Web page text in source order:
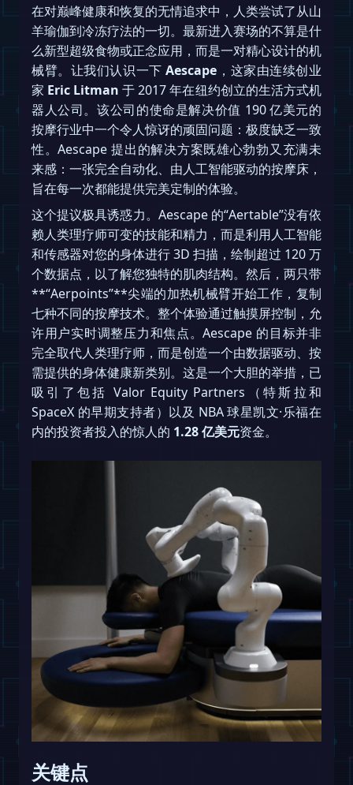
在对巅峰健康和恢复的无情追求中，人类尝试了从山
羊瑜伽到冷冻疗法的一切。最新进入赛场的不算是什
么新型超级食物或正念应用，而是一对精心设计的机
械臂。让我们认识一下Aescape ，这家由连续创业
家 Eric Litman 于 2017 年在纽约创立的生活方式机
器人公司。该公司的使命是解决价值 190 亿美元的
按摩行业中一个令人惊讶的顽固问题：极度缺乏一致
性。Aescape 提出的解决方案既雄心勃勃又充满未
来感：一张完全自动化、由人工智能驱动的按摩床，
旨在每一次都能提供完美定制的体验。
这个提议极具诱惑力。Aescape 的“Aertable”没有依
赖人类理疗师可变的技能和精力，而是利用人工智能
和传感器对您的身体进行 3D 扫描，绘制超过 120 万
个数据点，以了解您独特的肌肉结构。然后，两只带
**“Aerpoints”**尖端的加热机械臂开始工作，复制
七种不同的按摩技术。整个体验通过触摸屏控制，允
许用户实时调整压力和焦点。Aescape 的目标并非
完全取代人类理疗师，而是创造一个由数据驱动、按
需提供的身体健康新类别。这是一个大胆的举措，已
吸引了包括 Valor Equity Partners（特斯拉和
SpaceX 的早期支持者）以及 NBA 球星凯文·乐福在
内的投资者投入的惊人的 1.28 亿美元资金。
关键点